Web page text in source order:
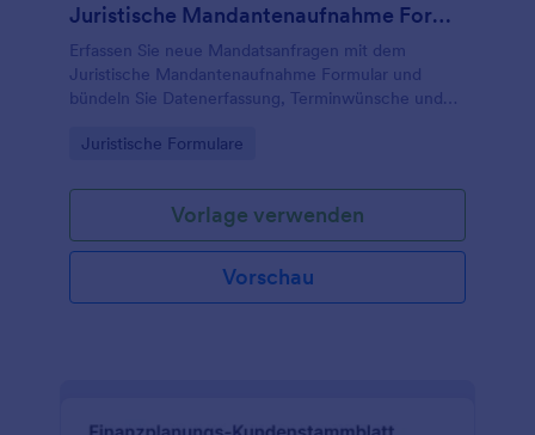
Juristische Mandantenaufnahme Formular
Erfassen Sie neue Mandatsanfragen mit dem
Juristische Mandantenaufnahme Formular und
bündeln Sie Datenerfassung, Terminwünsche und
Kanzleien und juristische Beratungsstellen.
Go to Category:
Juristische Formulare
Vorlage verwenden
Vorschau